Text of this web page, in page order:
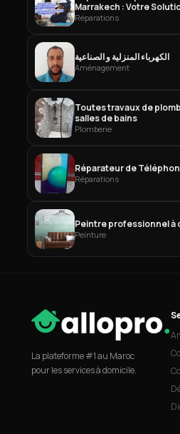
Marrakech : Votre
Réparations
الكهرباء المنزلية و الصناعية
Aménagement
Toutes travaux de
salles de bains
Plomberie
Réparateur de
Réparations
Peintre professionnel à
Peinture
La plateforme #1 au Maroc
pour les services à domicile.